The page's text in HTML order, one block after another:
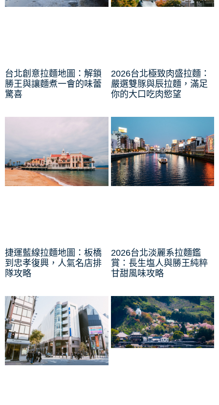
台北創意拉麵地圖：解鎖
勝王與讓麵煮一會的味蕾
驚喜
2026台北極致肉盛拉麵：
嚴選雙豚與辰拉麵，滿足
你的大口吃肉慾望
捷運藍線拉麵地圖：板橋
到忠孝復興，人氣名店排
隊攻略
2026台北淡麗系拉麵鑑
賞：長生塩人與勝王純粹
甘甜風味攻略